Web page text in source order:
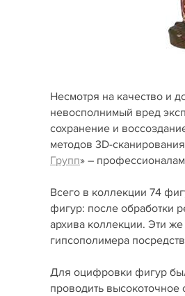
Несмотря на качество и
невосполнимый вред
сохранение и
методов 3D-
Групп» ­–
Всего в коллекции 74
фигур: после обработки
архива коллекции. Эти
гипсополимера
Для оцифровки фигур
проводить